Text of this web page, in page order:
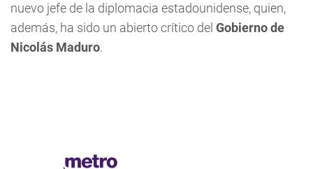
nuevo jefe de la diplomacia estadounidense, quien,
además, ha sido un abierto crítico del Gobierno de
Nicolás Maduro.